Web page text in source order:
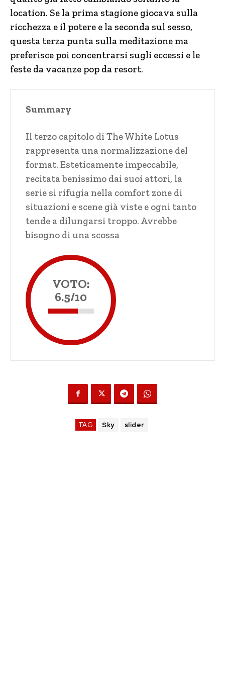
location. Se la prima stagione giocava sulla
ricchezza e il potere e la seconda sul sesso,
questa terza punta sulla meditazione ma
preferisce poi concentrarsi sugli eccessi e le
feste da vacanze pop da resort.
Summary
Il terzo capitolo di The White Lotus
rappresenta una normalizzazione del
format. Esteticamente impeccabile,
recitata benissimo dai suoi attori, la
serie si rifugia nella comfort zone di
situazioni e scene già viste e ogni tanto
tende a dilungarsi troppo. Avrebbe
bisogno di una scossa
VOTO:
6.5/10
TAG Sky slider